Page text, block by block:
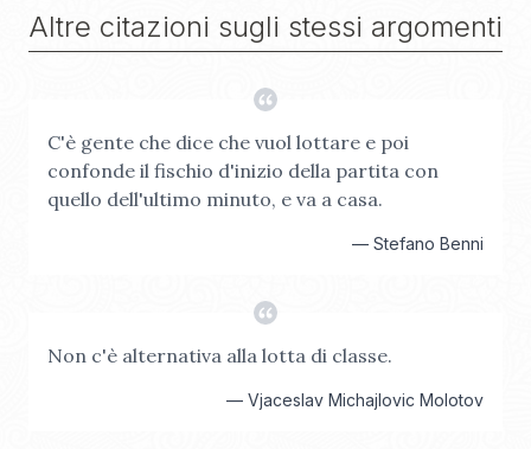
Altre citazioni sugli stessi argomenti
C'è gente che dice che vuol lottare e poi
confonde il fischio d'inizio della partita con
quello dell'ultimo minuto, e va a casa.
— Stefano Benni
Non c'è alternativa alla lotta di classe.
— Vjaceslav Michajlovic Molotov